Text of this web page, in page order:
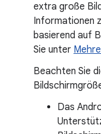
extra große
Informationen
basierend auf
Sie unter
Beachten Sie
Das